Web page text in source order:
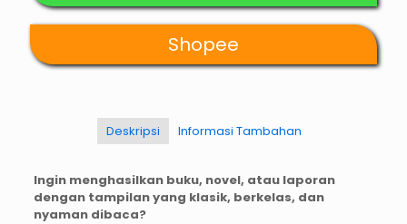
Shopee
Deskripsi Informasi Tambahan
Ingin menghasilkan buku, novel, atau laporan
dengan tampilan yang klasik, berkelas, dan
nyaman dibaca?